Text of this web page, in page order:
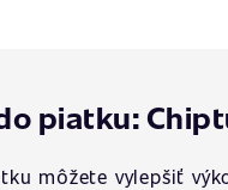
piatku:
môžete vylepšiť